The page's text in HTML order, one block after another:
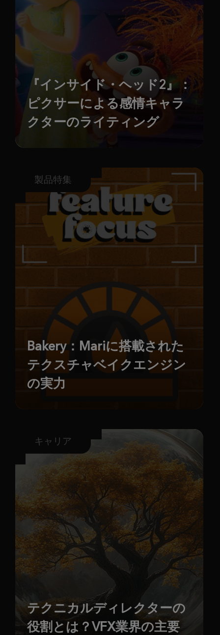
『インサイド・ヘッド2』：
ピクサーによる感情キャラ
クターのライティング
製品特集
Bakery：Mariに搭載された
テクスチャベイクエンジン
の実力
キャリア
テクニカルディレクターの
役割とは？VFX業界の主要